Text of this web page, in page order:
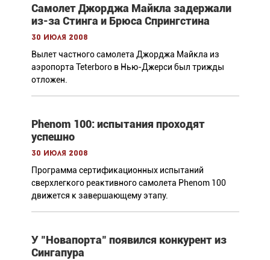
Самолет Джорджа Майкла задержали
из-за Стинга и Брюса Спрингстина
30 июля 2008
Вылет частного самолета Джорджа Майкла из
аэропорта Teterboro в Нью-Джерси был трижды
отложен.
Phenom 100: испытания проходят
успешно
30 июля 2008
Программа сертификационных испытаний
сверхлегкого реактивного самолета Phenom 100
движется к завершающему этапу.
У "Новапорта" появился конкурент из
Сингапура